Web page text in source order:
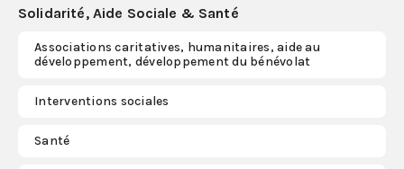
Solidarité, Aide Sociale & Santé
Associations caritatives, humanitaires, aide au
développement, développement du bénévolat
Interventions sociales
Santé